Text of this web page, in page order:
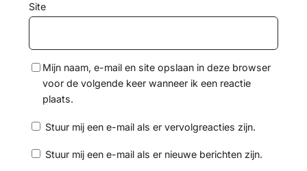
Site
Mijn naam, e-mail en site opslaan in deze browser
voor de volgende keer wanneer ik een reactie
plaats.
Stuur mij een e-mail als er vervolgreacties zijn.
Stuur mij een e-mail als er nieuwe berichten zijn.